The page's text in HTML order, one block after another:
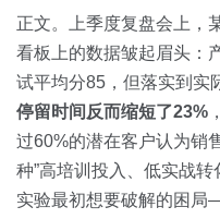
下载客户端
消费医疗
教育
汽车
开放平台
定价
资源中心
正文。上季度复盘会上，
看板上的数据皱起眉头：
试平均分85，但落实到实
停留时间反而缩短了23%
过60%的潜在客户认为销
种”高培训投入、低实战
实验最初想要破解的困